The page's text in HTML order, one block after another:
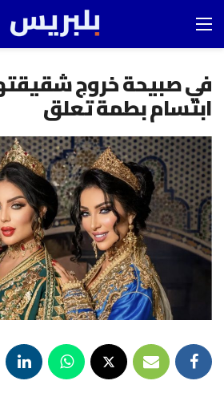
في صبيحة خروج
ابتسام بطمة تعلق